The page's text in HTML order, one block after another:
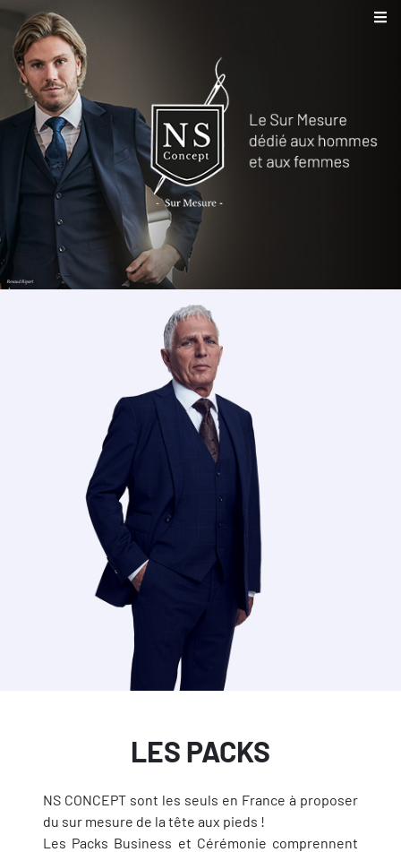
LES PACKS
NS CONCEPT sont les seuls en France à proposer
du sur mesure de la tête aux pieds !
Les Packs Business et Cérémonie comprennent